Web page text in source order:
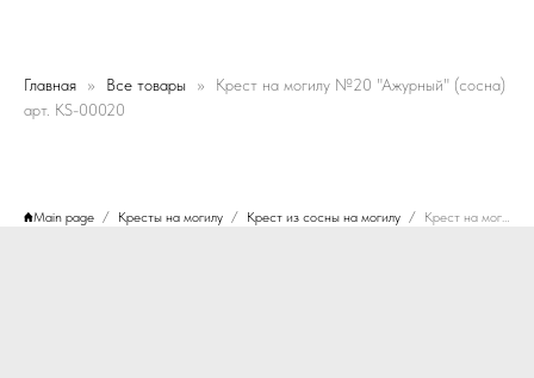
Главная Все товары
Крест на могилу №20 "Ажурный" (сосна)
арт. KS-00020
Main page Кресты на могилу Крест из сосны на могилу